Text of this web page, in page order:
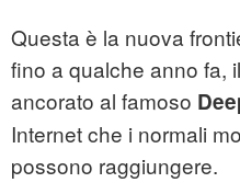
Questa è la nuova
fino a qualche anno fa,
ancorato al famoso
Internet che i normali
possono raggiungere.